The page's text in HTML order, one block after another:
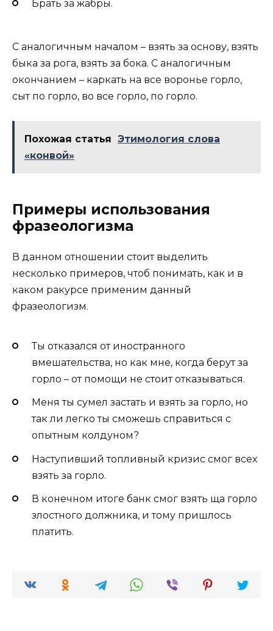
Брать за жабры.
С аналогичным началом – взять за основу, взять
быка за рога, взять за бока. С аналогичным
окончанием – каркать на все воронье горло,
сыт по горло, во все горло, по горло.
Похожая статья Этимология слова
«конвой»
Примеры использования
фразеологизма
В данном отношении стоит выделить
несколько примеров, чтоб понимать, как и в
каком ракурсе применим данный
фразеологизм.
Ты отказался от иностранного
вмешательства, но как мне, когда берут за
горло – от помощи не стоит отказываться.
Меня ты сумел застать и взять за горло, но
так ли легко ты сможешь справиться с
опытным колдуном?
Наступивший топливный кризис смог всех
взять за горло.
В конечном итоге банк смог взять ща горло
злостного должника, и тому пришлось
платить.